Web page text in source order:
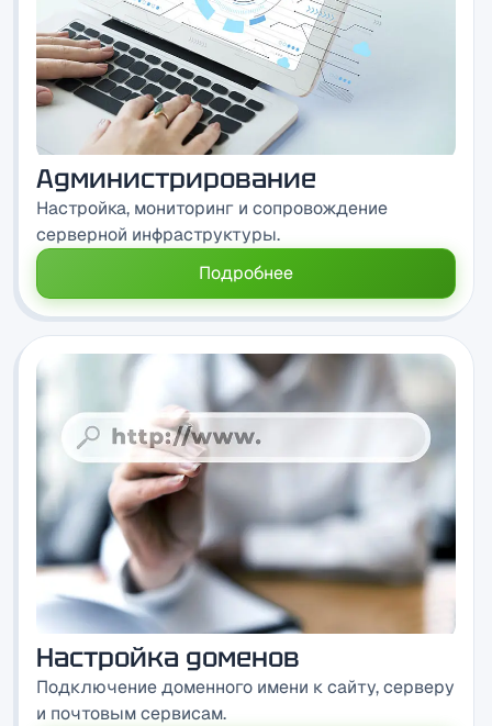
Администрирование
Настройка, мониторинг и сопровождение
серверной инфраструктуры.
Подробнее
Настройка доменов
Подключение доменного имени к сайту, серверу
и почтовым сервисам.